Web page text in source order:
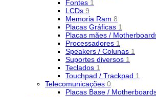
Fontes 1
LCDs 9
Memoria Ram 8
Placas Gráficas 1
Placas mães /
Processadores 1
Speakers / Colunas 1
Suportes diversos 1
Teclados 1
Touchpad / Trackpad 1
Telecomunicações 0
Placas Base /